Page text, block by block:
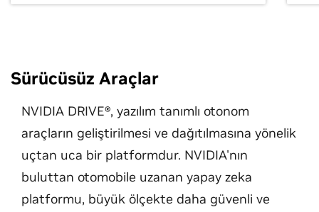
Sürücüsüz Araçlar
NVIDIA DRIVE®, yazılım tanımlı otonom
araçların geliştirilmesi ve dağıtılmasına yönelik
uçtan uca bir platformdur. NVIDIA'nın
buluttan otomobile uzanan yapay zeka
platformu, büyük ölçekte daha güvenli ve